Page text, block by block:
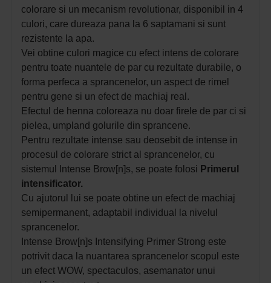
colorare si un mecanism revolutionar, disponibil in 4
culori, care dureaza pana la 6 saptamani si sunt
rezistente la apa.
Vei obtine culori magice cu efect intens de colorare
pentru toate nuantele de par cu rezultate durabile, o
forma perfeca a sprancenelor, un aspect de rimel
pentru gene si un efect de machiaj real.
Efectul de henna coloreaza nu doar firele de par ci si
pielea, umpland golurile din sprancene.
Pentru rezultate intense sau deosebit de intense in
procesul de colorare strict al sprancenelor, cu
sistemul Intense Brow[n]s, se poate folosi Primerul
intensificator.
Cu ajutorul lui se poate obtine un efect de machiaj
semipermanent, adaptabil individual la nivelul
sprancenelor.
Intense Brow[n]s Intensifying Primer Strong este
potrivit daca la nuantarea sprancenelor scopul este
un efect WOW, spectaculos, asemanator unui